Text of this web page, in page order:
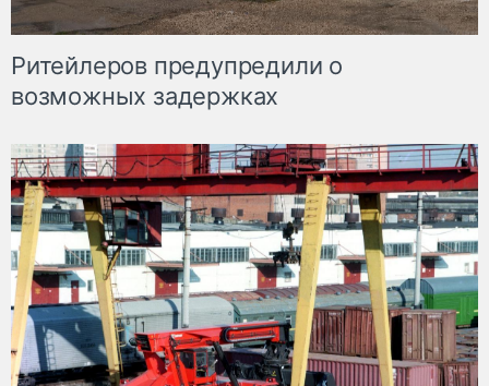
Ритейлеров предупредили о
возможных задержках